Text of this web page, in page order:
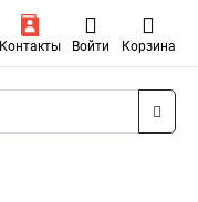
Контакты Войти Корзина